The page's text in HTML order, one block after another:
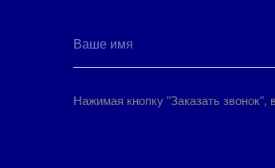
Нажимая кнопку "Заказать звонок",